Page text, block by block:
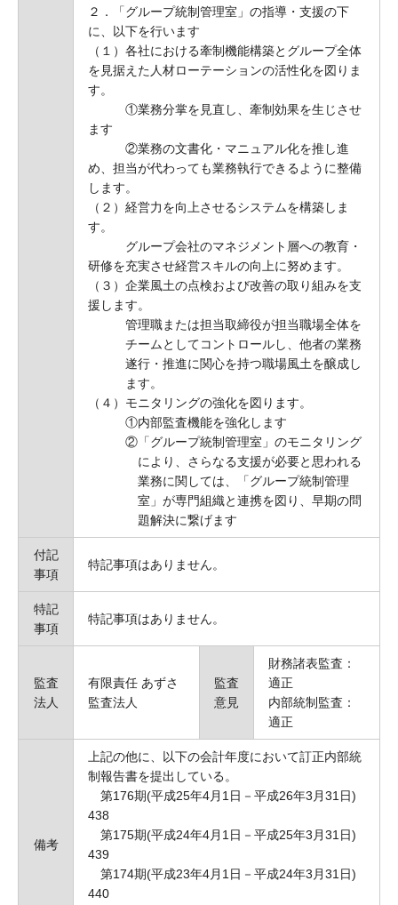
２．「グループ統制管理室」の指導・支援の下
に、以下を行います
（１）各社における牽制機能構築とグループ全体
を見据えた人材ローテーションの活性化を図りま
す。
①業務分掌を見直し、牽制効果を生じさせ
ます
②業務の文書化・マニュアル化を推し進
め、担当が代わっても業務執行できるように整備
します。
（２）経営力を向上させるシステムを構築しま
す。
グループ会社のマネジメント層への教育・
研修を充実させ経営スキルの向上に努めます。
（３）企業風土の点検および改善の取り組みを支
援します。
管理職または担当取締役が担当職場全体を
チームとしてコントロールし、他者の業務
遂行・推進に関心を持つ職場風土を醸成し
ます。
（４）モニタリングの強化を図ります。
①内部監査機能を強化します
②「グループ統制管理室」のモニタリング
により、さらなる支援が必要と思われる
業務に関しては、「グループ統制管理
室」が専門組織と連携を図り、早期の問
題解決に繋げます
付記
事項
特記事項はありません。
特記
事項
特記事項はありません。
監査
法人
有限責任 あずさ
監査法人
監査
意見
財務諸表監査：
適正
内部統制監査：
適正
備考
上記の他に、以下の会計年度において訂正内部統
制報告書を提出している。
第176期(平成25年4月1日－平成26年3月31日)
438
第175期(平成24年4月1日－平成25年3月31日)
439
第174期(平成23年4月1日－平成24年3月31日)
440